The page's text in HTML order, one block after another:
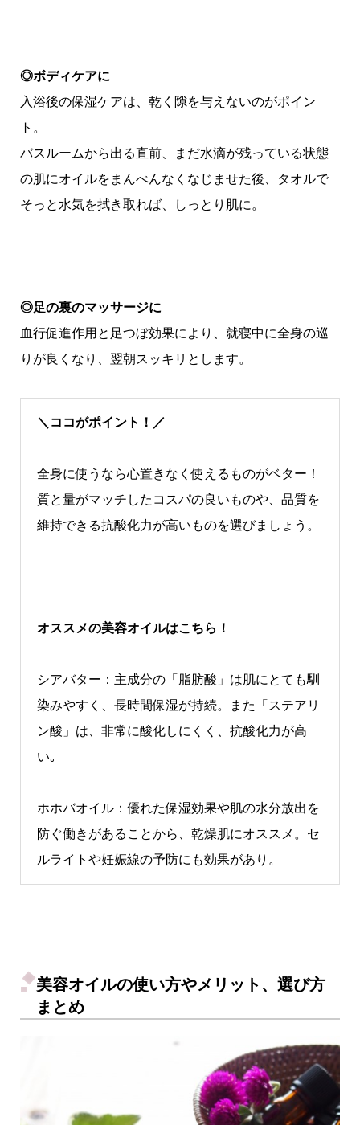
◎ボディケアに
入浴後の保湿ケアは、乾く隙を与えないのがポイン
ト。
バスルームから出る直前、まだ水滴が残っている状態
の肌にオイルをまんべんなくなじませた後、タオルで
そっと水気を拭き取れば、しっとり肌に。
◎足の裏のマッサージに
血行促進作用と足つぼ効果により、就寝中に全身の巡
りが良くなり、翌朝スッキリとします。
＼ココがポイント！／
全身に使うなら心置きなく使えるものがベター！
質と量がマッチしたコスパの良いものや、品質を
維持できる抗酸化力が高いものを選びましょう。
オススメの美容オイルはこちら！
シアバター：主成分の「脂肪酸」は肌にとても馴
染みやすく、長時間保湿が持続。また「ステアリ
ン酸」は、非常に酸化しにくく、抗酸化力が高
い｡
ホホバオイル：優れた保湿効果や肌の水分放出を
防ぐ働きがあることから、乾燥肌にオススメ。セ
ルライトや妊娠線の予防にも効果があり。
美容オイルの使い方やメリット、選び方
まとめ